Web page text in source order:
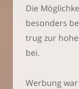
Die
besonders
trug zur
bei.
Werbung